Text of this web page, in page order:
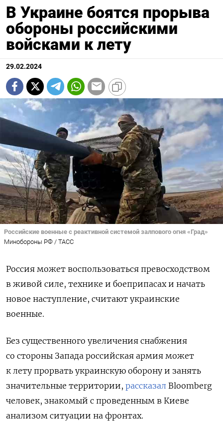
В Украине боятся прорыва
обороны российскими
войсками к лету
29.02.2024
Российские военные с реактивной системой залпового огня «Град»
Минобороны РФ / ТАСС
Россия может воспользоваться превосходством
в живой силе, технике и боеприпасах и начать
новое наступление, считают украинские
военные.
Без существенного увеличения снабжения
со стороны Запада российская армия может
к лету прорвать украинскую оборону и занять
значительные территории, рассказал Bloomberg
человек, знакомый с проведенным в Киеве
анализом ситуации на фронтах.